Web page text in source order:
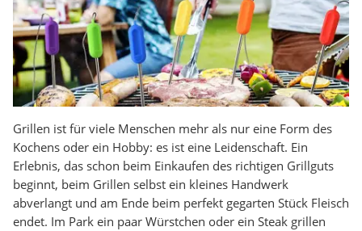
Grillen ist für viele Menschen mehr als nur eine Form des
Kochens oder ein Hobby: es ist eine Leidenschaft. Ein
Erlebnis, das schon beim Einkaufen des richtigen Grillguts
beginnt, beim Grillen selbst ein kleines Handwerk
abverlangt und am Ende beim perfekt gegarten Stück Fleisch
endet. Im Park ein paar Würstchen oder ein Steak grillen